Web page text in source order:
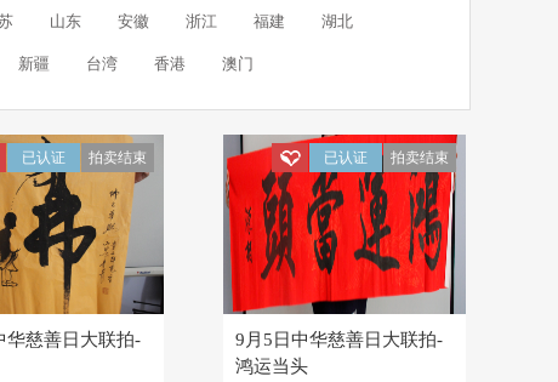
山东 安徽 浙江 福建 湖北
新疆 台湾 香港 澳门
拍卖结束
已认证
华慈善日大联拍-
拍卖结束
已认证
9月5日中华慈善日大联拍-
鸿运当头